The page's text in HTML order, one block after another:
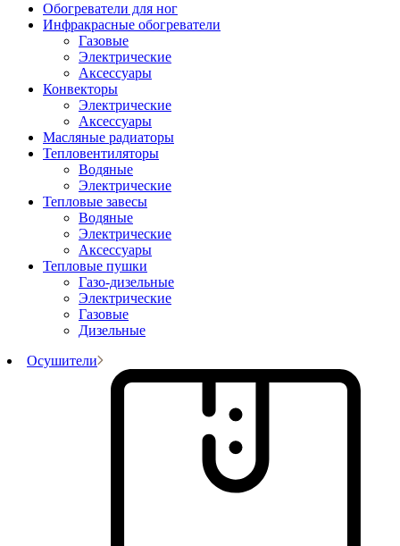
Обогреватели для ног
Инфракрасные обогреватели
Газовые
Электрические
Аксессуары
Конвекторы
Электрические
Аксессуары
Масляные радиаторы
Тепловентиляторы
Водяные
Электрические
Тепловые завесы
Водяные
Электрические
Аксессуары
Тепловые пушки
Газо-дизельные
Электрические
Газовые
Дизельные
Осушители